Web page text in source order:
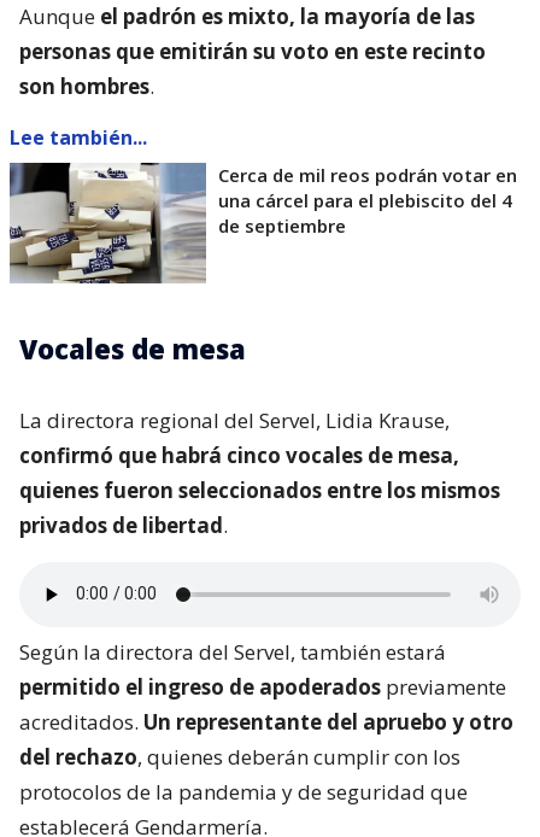
Aunque el padrón es mixto, la mayoría de las
personas que emitirán su voto en este recinto
son hombres.
Lee también...
Cerca de mil reos podrán votar en
una cárcel para el plebiscito del 4
de septiembre
Vocales de mesa
La directora regional del Servel, Lidia Krause,
confirmó que habrá cinco vocales de mesa,
quienes fueron seleccionados entre los mismos
privados de libertad.
Según la directora del Servel, también estará
permitido el ingreso de apoderados previamente
acreditados. Un representante del apruebo y otro
del rechazo, quienes deberán cumplir con los
protocolos de la pandemia y de seguridad que
establecerá Gendarmería.